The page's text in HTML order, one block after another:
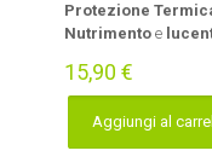
Protezione
Nutrimento e
15,90 €
Aggiungi al